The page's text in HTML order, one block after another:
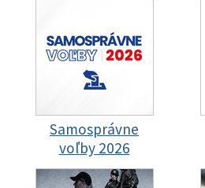
Samosprávne
voľby 2026